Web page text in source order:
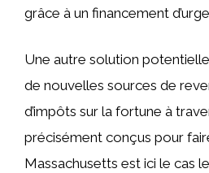
grâce à un financement
Une autre solution
de nouvelles sources de
d’impôts sur la fortune à
précisément conçus pour
Massachusetts est ici le cas